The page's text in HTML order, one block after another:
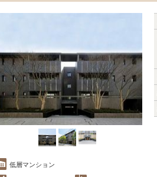
低層マンション